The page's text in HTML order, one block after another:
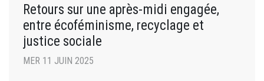
Retours sur une après-midi engagée,
entre écoféminisme, recyclage et
justice sociale
MER 11 JUIN 2025